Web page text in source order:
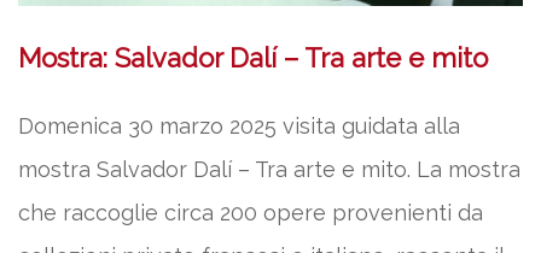
Mostra: Salvador Dalí – Tra arte e mito
Domenica 30 marzo 2025 visita guidata alla
mostra Salvador Dalí – Tra arte e mito. La mostra
che raccoglie circa 200 opere provenienti da